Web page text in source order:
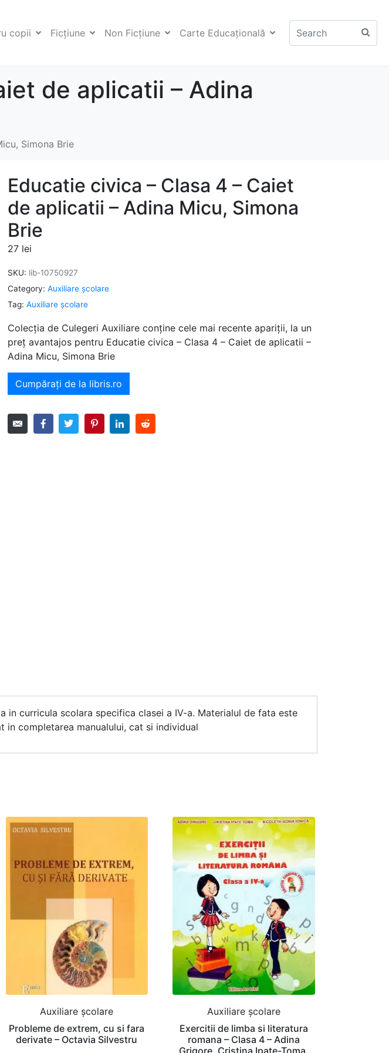
copii Ficţiune Non Ficţiune Carte Educaţională
de aplicatii – Adina
Simona Brie
Educatie civica – Clasa 4 – Caiet
de aplicatii – Adina Micu, Simona
Brie
27 lei
SKU: lib-10750927
Category: Auxiliare şcolare
Tag: Auxiliare şcolare
Colecția de Culegeri Auxiliare conține cele mai recente apariții, la un
preț avantajos pentru Educatie civica – Clasa 4 – Caiet de aplicatii –
Adina Micu, Simona Brie
Cumpărați de la libris.ro
in curricula scolara specifica clasei a IV-a. Materialul de fata este
completarea manualului, cat si individual
Auxiliare şcolare
Probleme de extrem, cu si fara
derivate – Octavia Silvestru
Auxiliare şcolare
Exercitii de limba si literatura
romana – Clasa 4 – Adina